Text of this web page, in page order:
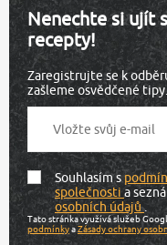
Nenechte si ujít
recepty!
Zaregistrujte se k
zašleme osvědčené tipy.
Souhlasím s
společnostia
osobních údajů.
Tato stránka využívá služeb
podmínkyaZásady ochrany